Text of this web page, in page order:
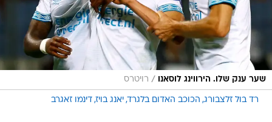
שער ענק שלו. הירווינג לוסאנו / רויטרס
רד בול זלצבורג הכוכב האדום בלגרד יאנג בויז דינמו זאגרב